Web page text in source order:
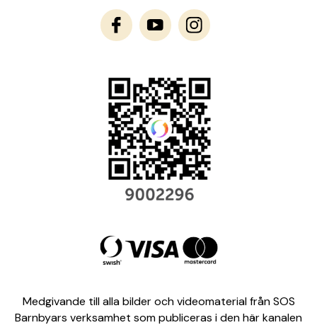
Medgivande till alla bilder och videomaterial från SOS
Barnbyars verksamhet som publiceras i den här kanalen